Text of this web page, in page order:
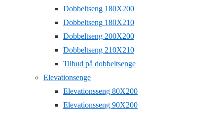
Dobbeltseng 180X200
Dobbeltseng 180X210
Dobbeltseng 200X200
Dobbeltseng 210X210
Tilbud på dobbeltsenge
Elevationsenge
Elevationsseng 80X200
Elevationsseng 90X200